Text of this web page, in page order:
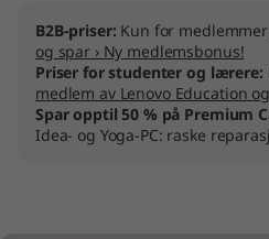
B2B-priser: Kun for medlemmer
og spar › Ny medlemsbonus!
Priser for studenter og lærere:
medlem av Lenovo Education
Spar opptil 50 % på Premium
Idea- og Yoga-PC: raske